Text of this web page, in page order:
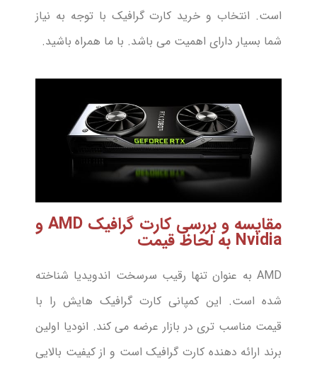
است. انتخاب و خرید کارت گرافیک با توجه به نیاز
شما بسیار دارای اهمیت می باشد. با ما همراه باشید.
مقایسه و بررسی کارت گرافیک AMD و
Nvidia به لحاظ قیمت
AMD به عنوان تنها رقیب سرسخت اندویدیا شناخته
شده است. این کمپانی کارت گرافیک هایش را با
قیمت مناسب تری در بازار عرضه می کند. انودیا اولین
برند ارائه دهنده کارت گرافیک است و از کیفیت بالایی